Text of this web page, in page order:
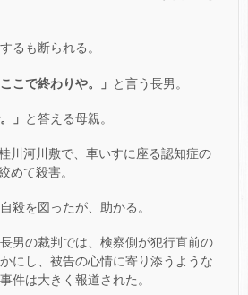
るも断られる。
こで終わりや。」 と言う長男。
」 と答える母親。
川河川敷で、車いすに座る認知症の
めて殺害。
殺を図ったが、助かる。
男の裁判では、検察側が犯行直前の
にし、被告の心情に寄り添うような
件は大きく報道された。